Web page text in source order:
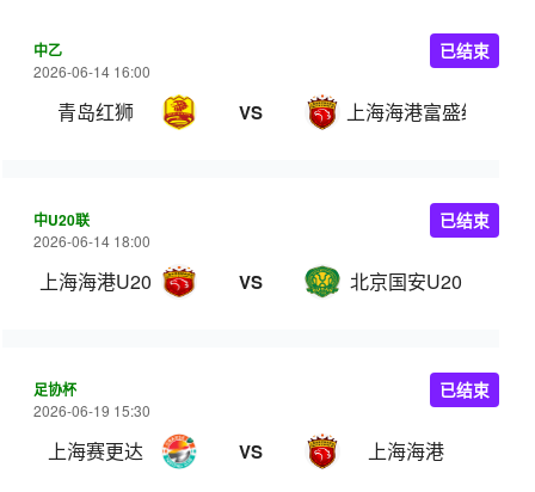
中乙
2026-06-14 16:00
青岛红狮 VS 上海海港富盛经开
已结束
中U20联
2026-06-14 18:00
上海海港U20 VS 北京国安U20
已结束
足协杯
2026-06-19 15:30
上海赛更达 VS 上海海港
已结束